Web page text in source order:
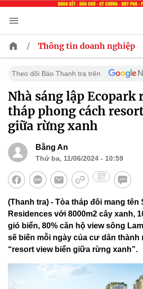
/ Thông tin doanh nghiệp
Theo dõi Báo Thanh tra trên
Nhà sáng lập Ecopark
tháp phong cách
giữa rừng xanh
Bằng An
Thứ ba, 11/06/2024 - 10:59
(Thanh tra) - Tòa tháp đôi mang tên
Residences với 8000m2 cây xanh,
gió biển, 80% căn hộ view sông
sẽ biến mỗi ngày của cư dân thành
“resort view biển giữa rừng xanh”.